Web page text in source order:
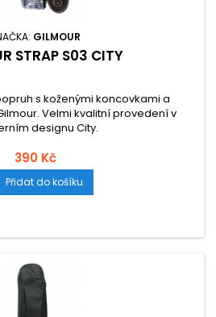
GILMOUR
STRAP S03 CITY
s koženými koncovkami a
Velmi kvalitní provedení v
designu City.
390 Kč
Přidat do košíku